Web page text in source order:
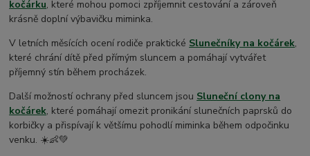
kočárku, které mohou pomoci zpříjemnit cestování a zároveň
krásně doplní výbavičku miminka.
V letních měsících ocení rodiče praktické Slunečníky na kočárek,
které chrání dítě před přímým sluncem a pomáhají vytvářet
příjemný stín během procházek.
Další možností ochrany před sluncem jsou Sluneční clony na
kočárek, které pomáhají omezit pronikání slunečních paprsků do
korbičky a přispívají k většímu pohodlí miminka během odpočinku
venku. ☀️👶💚